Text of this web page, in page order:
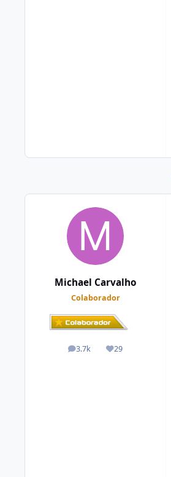
Michael Carvalho
Colaborador
3.7k
posts 29
Reputação